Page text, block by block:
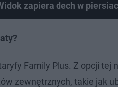
zapiera dech w
Family Plus. Z opcji tej
zewnętrznych, takie jak